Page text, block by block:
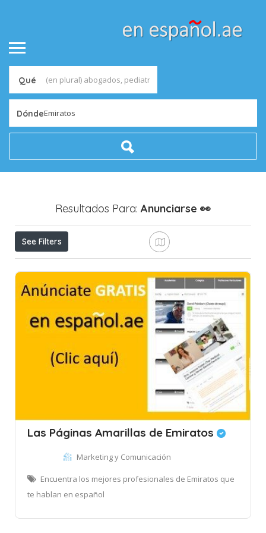
Qué
DóndeEmiratos
Resultados Para: Anunciarse 👀
See Filters
Las Páginas Amarillas de Emiratos
Marketing y Comunicación
Encuentra los mejores profesionales de Emiratos que
te hablan en español